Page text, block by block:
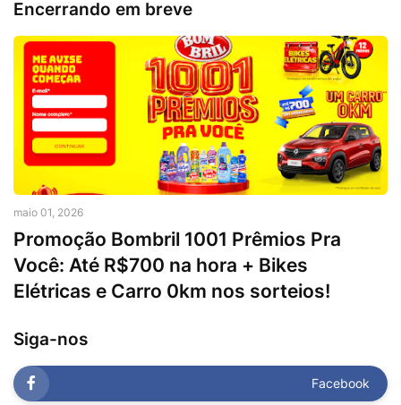
Encerrando em breve
maio 01, 2026
Promoção Bombril 1001 Prêmios Pra
Você: Até R$700 na hora + Bikes
Elétricas e Carro 0km nos sorteios!
Siga-nos
Facebook